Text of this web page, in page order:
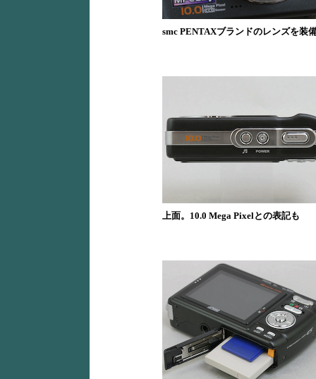
smc PENTAXブランドのレンズを装
上面。10.0 Mega Pixelとの表記も